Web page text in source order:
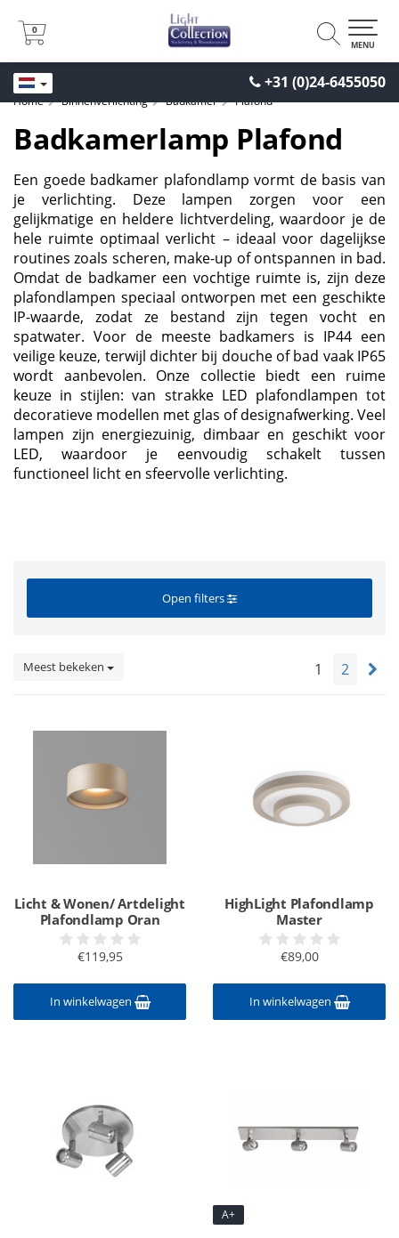
+31 (0)24-6455050
0
0
MENU
Home Binnenverlichting Badkamer Plafond
Badkamerlamp Plafond
Een goede badkamer plafondlamp vormt de basis van
je verlichting. Deze lampen zorgen voor een
gelijkmatige en heldere lichtverdeling, waardoor je de
hele ruimte optimaal verlicht – ideaal voor dagelijkse
routines zoals scheren, make-up of ontspannen in bad.
Omdat de badkamer een vochtige ruimte is, zijn deze
plafondlampen speciaal ontworpen met een geschikte
IP-waarde, zodat ze bestand zijn tegen vocht en
spatwater. Voor de meeste badkamers is IP44 een
veilige keuze, terwijl dichter bij douche of bad vaak IP65
wordt aanbevolen. Onze collectie biedt een ruime
keuze in stijlen: van strakke LED plafondlampen tot
decoratieve modellen met glas of designafwerking. Veel
lampen zijn energiezuinig, dimbaar en geschikt voor
LED, waardoor je eenvoudig schakelt tussen
functioneel licht en sfeervolle verlichting.
Open filters
Meest bekeken 1 2
Licht & Wonen/ Artdelight
Plafondlamp Oran
€119,95
In winkelwagen
HighLight Plafondlamp
Master
€89,00
In winkelwagen
A+